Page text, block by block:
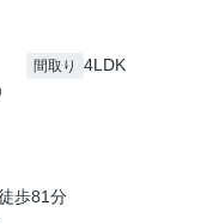
間取り 4LDK
歩81分